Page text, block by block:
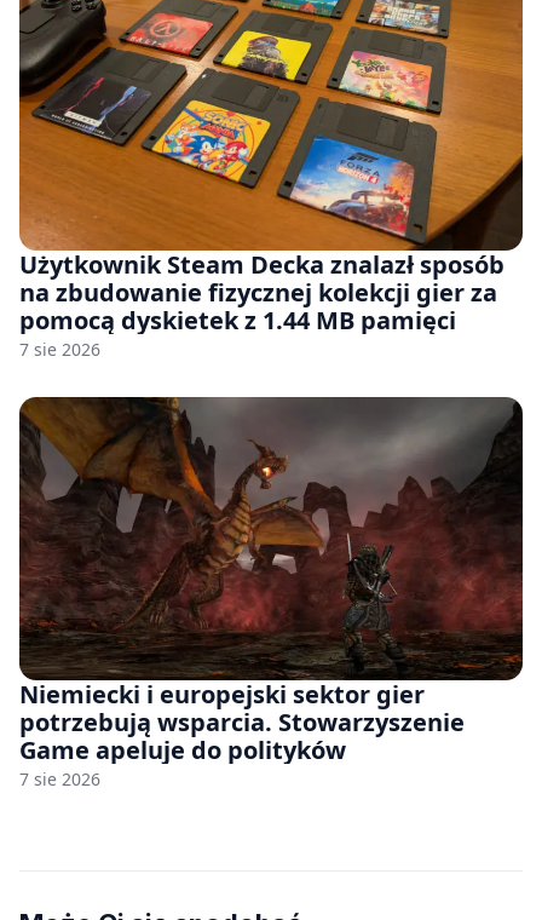
Użytkownik Steam Decka znalazł sposób
na zbudowanie fizycznej kolekcji gier za
pomocą dyskietek z 1.44 MB pamięci
7 sie 2026
Niemiecki i europejski sektor gier
potrzebują wsparcia. Stowarzyszenie
Game apeluje do polityków
7 sie 2026